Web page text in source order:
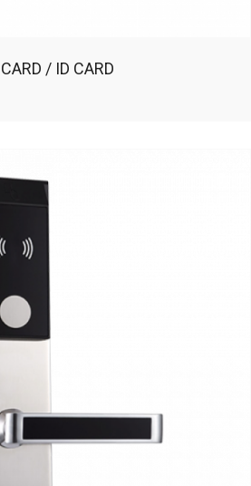
/ ID CARD